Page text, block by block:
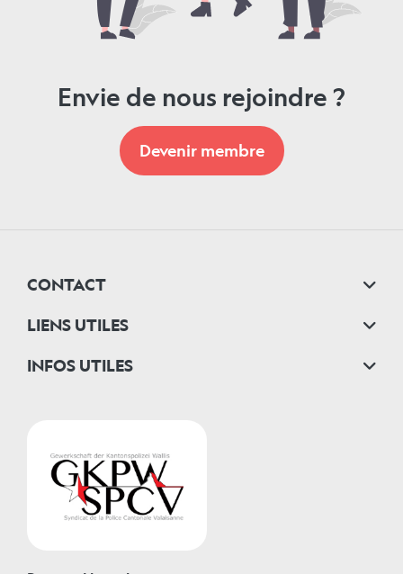
Envie de nous rejoindre ?
Devenir membre
CONTACT
LIENS UTILES
INFOS UTILES